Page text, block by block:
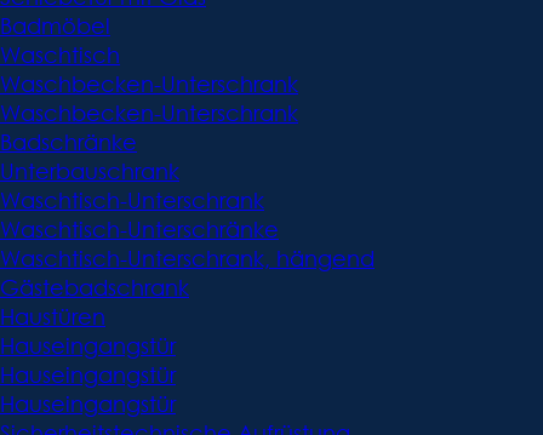
Badmöbel
Waschtisch
Waschbecken-Unterschrank
Waschbecken-Unterschrank
Badschränke
Unterbauschrank
Waschtisch-Unterschrank
Waschtisch-Unterschränke
Waschtisch-Unterschrank, hängend
Gästebadschrank
Haustüren
Hauseingangstür
Hauseingangstür
Hauseingangstür